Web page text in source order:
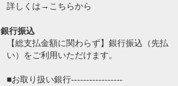
詳しくは→ こちらから
銀行振込
【総支払金額に関わらず】銀行振込（先払
い）をご利用いただけます。
■お取り扱い銀行-----------------